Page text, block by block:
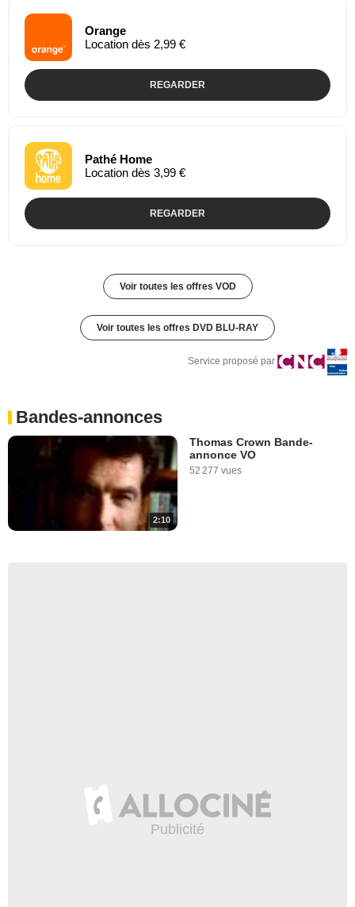
Orange
Location dès 2,99 €
REGARDER
Pathé Home
Location dès 3,99 €
REGARDER
Voir toutes les offres VOD
Voir toutes les offres DVD BLU-RAY
Service proposé par
Bandes-annonces
2:10
Thomas Crown Bande-
annonce VO
52 277 vues